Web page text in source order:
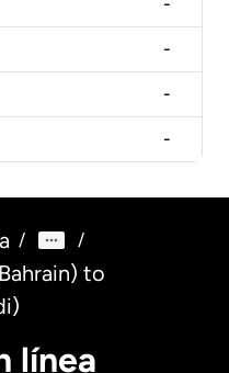
-
-
-
-
/ /
to
línea